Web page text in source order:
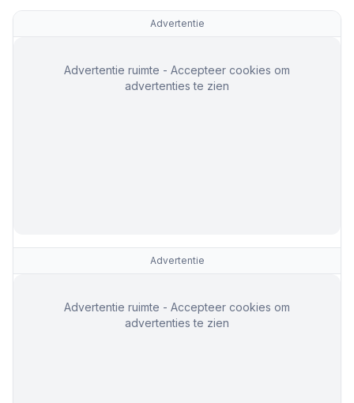
Advertentie
Advertentie ruimte - Accepteer cookies om
advertenties te zien
Advertentie
Advertentie ruimte - Accepteer cookies om
advertenties te zien